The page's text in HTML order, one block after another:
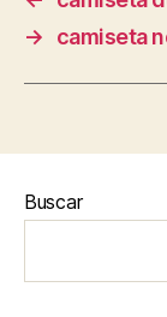
→
camiseta
Buscar